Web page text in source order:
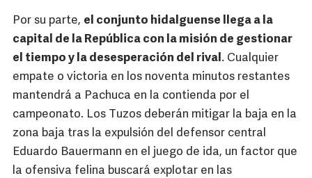
Por su parte, el conjunto hidalguense llega a la
capital de la República con la misión de gestionar
el tiempo y la desesperación del rival. Cualquier
empate o victoria en los noventa minutos restantes
mantendrá a Pachuca en la contienda por el
campeonato. Los Tuzos deberán mitigar la baja en la
zona baja tras la expulsión del defensor central
Eduardo Bauermann en el juego de ida, un factor que
la ofensiva felina buscará explotar en las